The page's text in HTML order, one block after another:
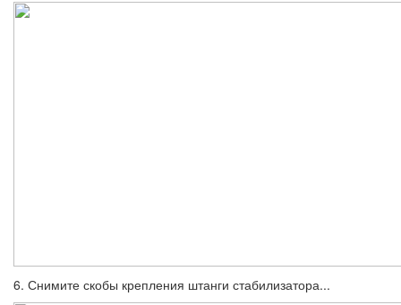
6. Снимите скобы крепления штанги ста­билизатора...